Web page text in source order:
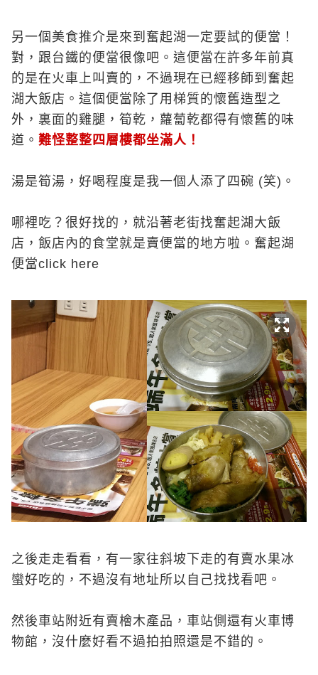
另一個美食推介是來到奮起湖一定要試的便當！
對，跟台鐵的便當很像吧。這便當在許多年前真
的是在火車上叫賣的，不過現在已經移師到奮起
湖大飯店。這個便當除了用梯質的懷舊造型之
外，裏面的雞腿，筍乾，蘿蔔乾都得有懷舊的味
道。 難怪整整四層樓都坐滿人！
湯是筍湯，好喝程度是我一個人添了四碗 (笑)。
哪裡吃？很好找的，就沿著老街找奮起湖大飯
店，飯店內的食堂就是賣便當的地方啦。 奮起湖
便當click here
之後走走看看，有一家往斜坡下走的有賣水果冰
蠻好吃的，不過沒有地址所以自己找找看吧。
然後車站附近有賣檜木產品，車站側還有火車博
物館，沒什麼好看不過拍拍照還是不錯的。